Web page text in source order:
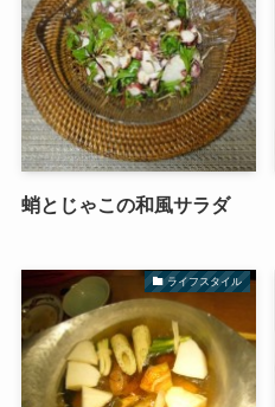
蛸とじゃこの和風サラダ
ライフスタイル